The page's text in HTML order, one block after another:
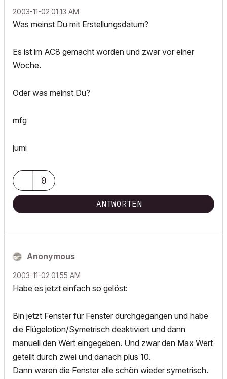
‎2003-11-02 01:13 AM
Was meinst Du mit Erstellungsdatum?
Es ist im AC8 gemacht worden und zwar vor einer
Woche.
Oder was meinst Du?
mfg
jumi
0
ANTWORTEN
Anonymous
‎2003-11-02 01:55 AM
Habe es jetzt einfach so gelöst:
Bin jetzt Fenster für Fenster durchgegangen und habe
die Flügelotion/Symetrisch deaktiviert und dann
manuell den Wert eingegeben. Und zwar den Max Wert
geteilt durch zwei und danach plus 10.
Dann waren die Fenster alle schön wieder symetrisch.